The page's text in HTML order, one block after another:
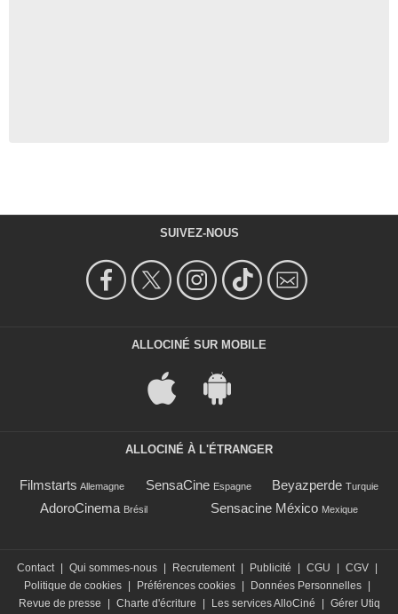
SUIVEZ-NOUS
ALLOCINÉ SUR MOBILE
ALLOCINÉ À L'ÉTRANGER
Filmstarts Allemagne SensaCine Espagne Beyazperde Turquie
AdoroCinema Brésil Sensacine México Mexique
Contact | Qui sommes-nous | Recrutement | Publicité | CGU | CGV |
Politique de cookies | Préférences cookies | Données Personnelles |
Revue de presse
| Charte d'écriture | Les services AlloCiné | Gérer Utiq